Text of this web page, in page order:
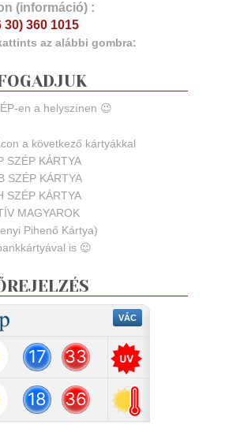
(információ) :
30) 360 1015
az alábbi gombra:
en a helyszínen 😉
a következő kártyákkal
SZÉP KÁRTYA
SZÉP KÁRTYA
SZÉP KÁRTYA
MAGYAROK
Pihenő Kártya)
is 😉